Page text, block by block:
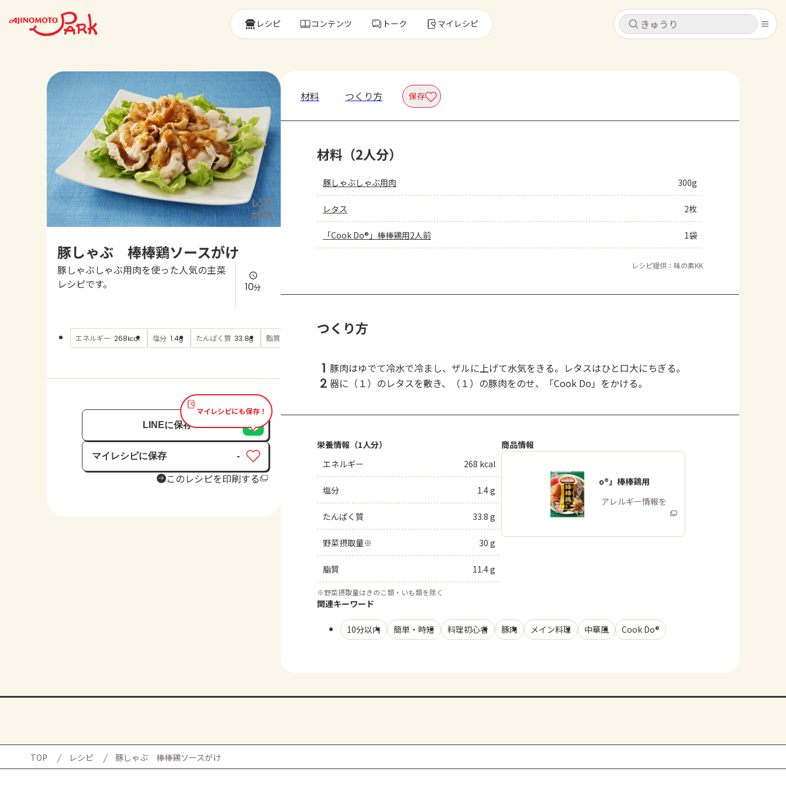
キャンセル
レシピ
トーク
キャンセル
レシピ コンテンツ トーク マイレシピ
豚しゃぶ 棒棒鶏ソースがけ
豚しゃぶしゃぶ用肉を使った人気の主菜
レシピです。
10分
エネルギー 268kcal 塩分 1.4g たんぱく質 33.8g 脂質 もっと見る
マイレシピにも保存！
LINEに保存
マイレシピに保存
保存済み
-
このレシピを印刷する
材料 つくり方 保存
材料（2人分）
豚しゃぶしゃぶ用肉 300g
レタス 2枚
「Cook Do®」棒棒鶏用2人前 1袋
レシピ提供：味の素KK
つくり方
1 豚肉はゆでて冷水で冷まし、ザルに上げて水気をきる。レタスはひと口大にちぎる。
2 器に（１）のレタスを敷き、（１）の豚肉をのせ、「Cook Do」をかける。
栄養情報（1人分）
エネルギー
268 kcal
塩分 1.4 g
たんぱく質 33.8 g
野菜摂取量※ 30 g
脂質 11.4 g
※野菜摂取量はきのこ類・いも類を除く
商品情報
「Cook Do®」棒棒鶏用
商品・アレルギー情報を
みる
関連キーワード
10分以内 簡単・時短 料理初心者 豚肉 メイン料理 中華風 Cook Do®
TOP レシピ 豚しゃぶ 棒棒鶏ソースがけ